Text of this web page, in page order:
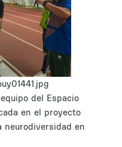
del Espacio
en el proyecto
neurodiversidad en